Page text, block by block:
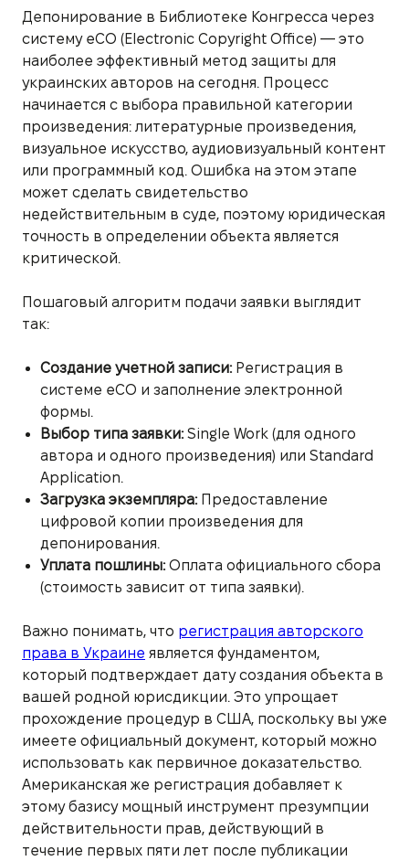
Депонирование в Библиотеке Конгресса через
систему eCO (Electronic Copyright Office) — это
наиболее эффективный метод защиты для
украинских авторов на сегодня. Процесс
начинается с выбора правильной категории
произведения: литературные произведения,
визуальное искусство, аудиовизуальный контент
или программный код. Ошибка на этом этапе
может сделать свидетельство
недействительным в суде, поэтому юридическая
точность в определении объекта является
критической.
Пошаговый алгоритм подачи заявки выглядит
так:
Создание учетной записи:Регистрация в
системе eCO и заполнение электронной
формы.
Выбор типа заявки:Single Work (для одного
автора и одного произведения) или Standard
Application.
Загрузка экземпляра:Предоставление
цифровой копии произведения для
депонирования.
Уплата пошлины:Оплата официального сбора
(стоимость зависит от типа заявки).
Важно понимать, что регистрация авторского
права в Украине является фундаментом,
который подтверждает дату создания объекта в
вашей родной юрисдикции. Это упрощает
прохождение процедур в США, поскольку вы уже
имеете официальный документ, который можно
использовать как первичное доказательство.
Американская же регистрация добавляет к
этому базису мощный инструмент презумпции
действительности прав, действующий в
течение первых пяти лет после публикации